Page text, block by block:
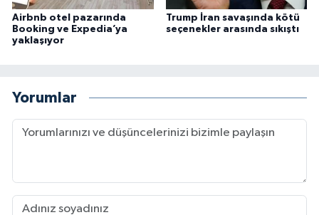
Airbnb otel pazarında
Booking ve Expedia’ya
yaklaşıyor
Trump İran savaşında kötü
seçenekler arasında sıkıştı
Yorumlar